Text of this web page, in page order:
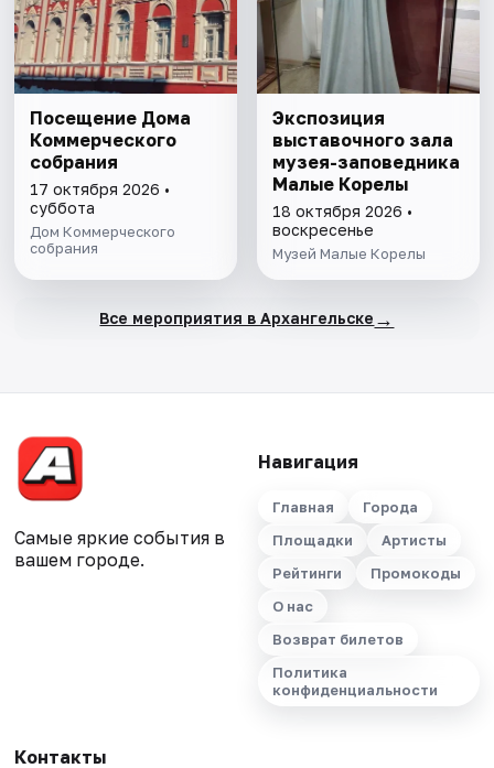
Посещение Дома
Коммерческого
собрания
17 октября 2026 •
суббота
Дом Коммерческого
собрания
Экспозиция
выставочного зала
музея-заповедника
Малые Корелы
18 октября 2026 •
воскресенье
Музей Малые Корелы
Все мероприятия в Архангельске →
Самые яркие события в
вашем городе.
Навигация
Главная
Города
Площадки
Артисты
Рейтинги
Промокоды
О нас
Возврат билетов
Политика
конфиденциальности
Контакты